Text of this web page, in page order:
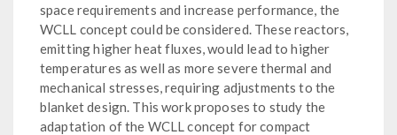
space requirements and increase performance, the
WCLL concept could be considered. These reactors,
emitting higher heat fluxes, would lead to higher
temperatures as well as more severe thermal and
mechanical stresses, requiring adjustments to the
blanket design. This work proposes to study the
adaptation of the WCLL concept for compact